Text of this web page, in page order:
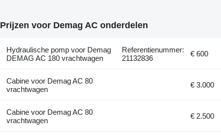
Prijzen voor Demag AC onderdelen
Hydraulische pomp voor Demag
DEMAG AC 180 vrachtwagen
Referentienummer:
21132836
€ 600
Cabine voor Demag AC 80
vrachtwagen
€ 3.000
Cabine voor Demag AC 80
vrachtwagen
€ 2.500